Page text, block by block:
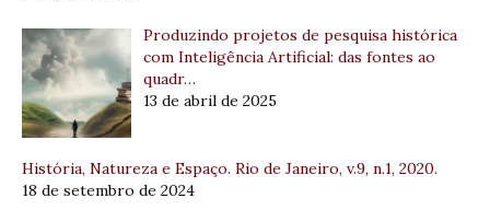
Produzindo projetos de pesquisa histórica
com Inteligência Artificial: das fontes ao
quadr…
13 de abril de 2025
História, Natureza e Espaço. Rio de Janeiro, v.9, n.1, 2020.
18 de setembro de 2024